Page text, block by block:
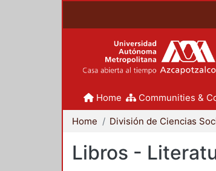
Home Communities &
Home
Libros -